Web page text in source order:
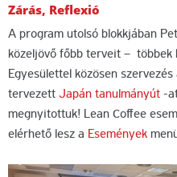
Zárás, Reflexió
A program utolsó blokkjában
közeljövő főbb terveit – többek
Egyesülettel közösen
tervezett Japán tanulmányút -
megnyitottuk! Lean Coffee
elérhető lesz a Események